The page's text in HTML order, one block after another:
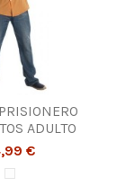
ADULTO
€